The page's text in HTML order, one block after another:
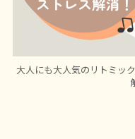
大人にも大人気のリトミッ